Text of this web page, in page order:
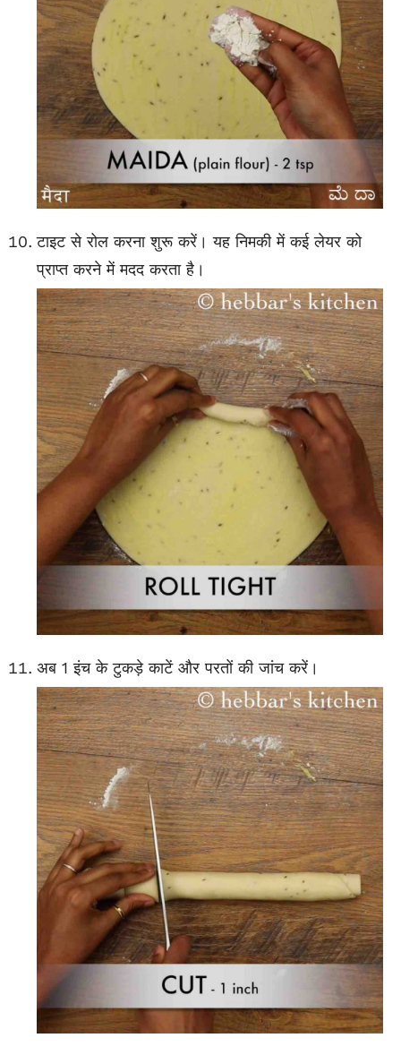
टाइट से रोल करना शुरू करें। यह निमकी में कई लेयर को
प्राप्त करने में मदद करता है।
अब 1 इंच के टुकड़े काटें और परतों की जांच करें।